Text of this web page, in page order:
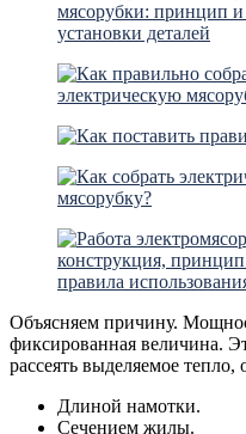
Объясняем причину.
фиксированная величина.
рассеять выделяемое
Длиной намотки.
Сечением жилы.